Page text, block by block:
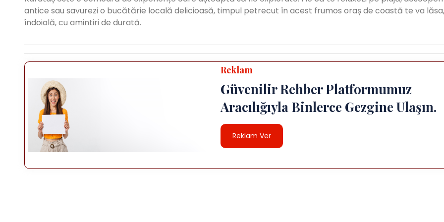
antice sau savurezi o bucătărie locală delicioasă, timpul petrecut în acest frumos oraș de coastă te va
îndoială, cu amintiri de durată.
Reklam
Güvenilir Rehber Platformumuz
Aracılığıyla Binlerce Gezgine Ulaşın.
Reklam Ver